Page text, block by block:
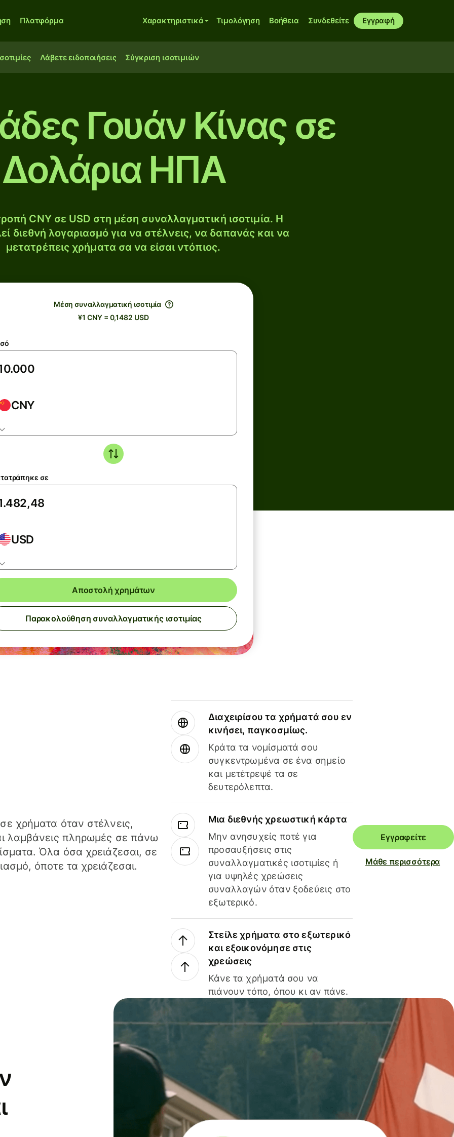
Πλατφόρμα Χαρακτηριστικά Τιμολόγηση Βοήθεια Συνδεθείτε Εγγραφή
Λάβετε ειδοποιήσεις Σύγκριση ισοτιμιών
Γουάν Κίνας σε
Δολάρια ΗΠΑ
CNY σε USD στη μέση συναλλαγματική ισοτιμία. Η
διεθνή λογαριασμό για να στέλνεις, να δαπανάς και να
μετατρέπεις χρήματα σα να είσαι ντόπιος.
Μέση συναλλαγματική ισοτιμία
¥1 CNY = 0,1482 USD
CNY
σε
USD
Αποστολή χρημάτων
Παρακολούθηση συναλλαγματικής ισοτιμίας
χρήματα όταν στέλνεις,
λαμβάνεις πληρωμές σε πάνω
Όλα όσα χρειάζεσαι, σε
όποτε τα χρειάζεσαι.
Διαχειρίσου τα χρήματά σου εν
κινήσει, παγκοσμίως.
Κράτα τα νομίσματά σου
συγκεντρωμένα σε ένα σημείο
και μετέτρεψέ τα σε
δευτερόλεπτα.
Μια διεθνής χρεωστική κάρτα
Μην ανησυχείς ποτέ για
προσαυξήσεις στις
συναλλαγματικές ισοτιμίες ή
για υψηλές χρεώσεις
συναλλαγών όταν ξοδεύεις στο
εξωτερικό.
Στείλε χρήματα στο εξωτερικό
και εξοικονόμησε στις
χρεώσεις
Κάνε τα χρήματά σου να
πιάνουν τόπο, όπου κι αν πάνε.
Εγγραφείτε
Μάθε περισσότερα